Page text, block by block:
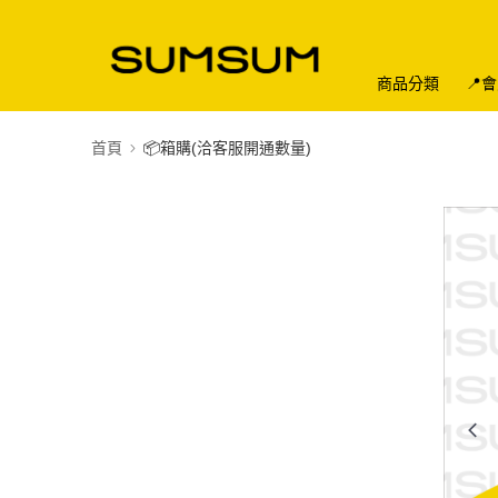
商品分類 📍
首頁 📦箱購(洽客服開通數量)